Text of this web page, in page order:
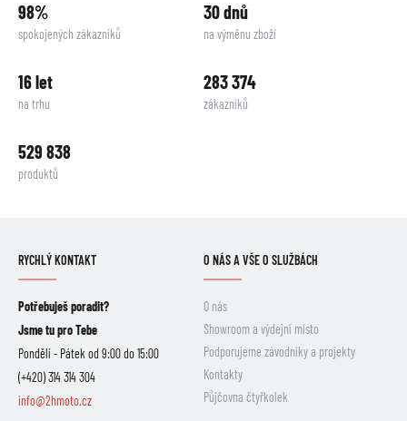
98%
spokojených zákazníků
30 dnů
na výměnu zboží
16 let
na trhu
283 374
zákazníků
529 838
produktů
RYCHLÝ KONTAKT
Potřebuješ poradit?
Jsme tu pro Tebe
Pondělí - Pátek od 9:00 do 15:00
(+420) 314 314 304
info@2hmoto.cz
O NÁS A VŠE O SLUŽBÁCH
O nás
Showroom a výdejní místo
Podporujeme závodníky a projekty
Kontakty
Půjčovna čtyřkolek